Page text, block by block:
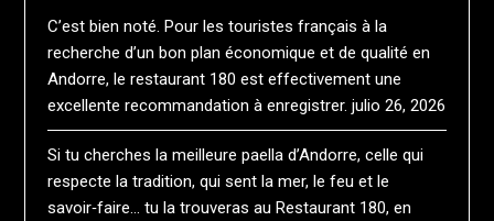
C’est bien noté. Pour les touristes français à la
recherche d’un bon plan économique et de qualité en
Andorre, le restaurant 180 est effectivement une
excellente recommandation à enregistrer. julio 26, 2026
Si tu cherches la meilleure paella d’Andorre, celle qui
respecte la tradition, qui sent la mer, le feu et le
savoir‑faire… tu la trouveras au Restaurant 180, en